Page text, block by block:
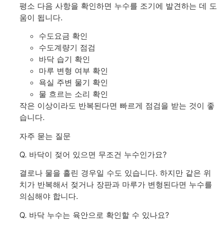
평소 다음 사항을 확인하면 누수를 조기에 발견하는 데 도
움이 됩니다.
수도요금 확인
수도계량기 점검
바닥 습기 확인
마루 변형 여부 확인
욕실 주변 물기 확인
물 흐르는 소리 확인
작은 이상이라도 반복된다면 빠르게 점검을 받는 것이 좋
습니다.
자주 묻는 질문
Q. 바닥이 젖어 있으면 무조건 누수인가요?
결로나 물을 흘린 경우일 수도 있습니다. 하지만 같은 위
치가 반복해서 젖거나 장판과 마루가 변형된다면 누수를
의심해야 합니다.
Q. 바닥 누수는 육안으로 확인할 수 있나요?